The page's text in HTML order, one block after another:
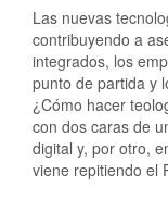
Las nuevas
contribuyendo a
integrados, los
punto de partida y
¿Cómo hacer
con dos caras de
digital y, por otro,
viene repitiendo el